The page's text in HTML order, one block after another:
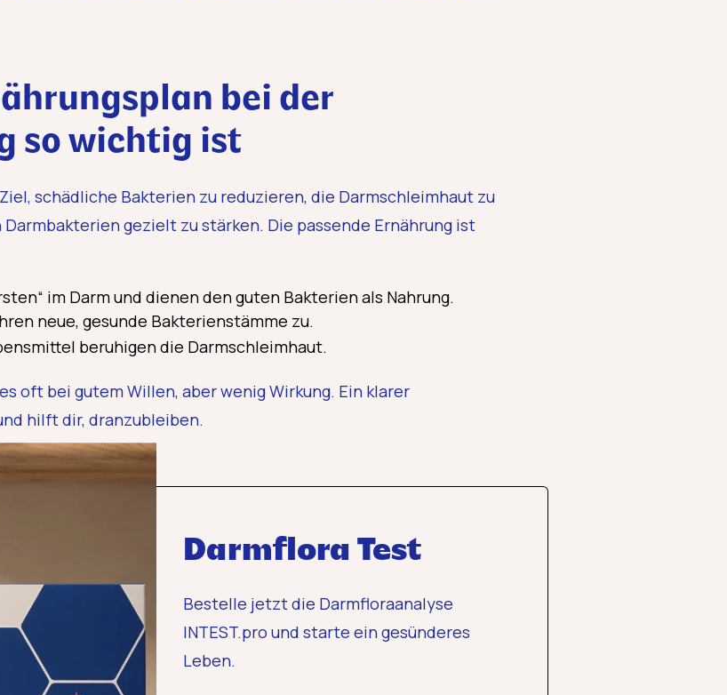
bei der
so wichtig ist
schädliche Bakterien zu reduzieren, die Darmschleimhaut zu
gezielt zu stärken. Die passende Ernährung ist
im Darm und dienen den guten Bakterien als Nahrung.
neue, gesunde Bakterienstämme zu.
beruhigen die Darmschleimhaut.
oft bei gutem Willen, aber wenig Wirkung. Ein klarer
hilft dir, dranzubleiben.
Darmflora Test
Bestelle jetzt die Darmfloraanalyse
INTEST.pro und starte ein gesünderes
Leben.